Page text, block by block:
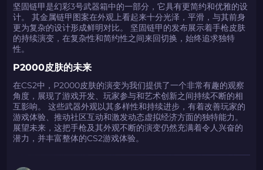
坚固链甲是幻彩3号武器箱中的一部分，它具有更简约和优雅的设
计。 其金属链甲图案在外观上看起来十分光泽，平滑，与其前身
更为复杂的设计形成鲜明对比。 坚固链甲的发布展示着手枪皮肤
的持续演变，在复杂性和简约性之间来回切换，始终追求独特
性。
P2000皮肤的未来
在CS2中，P2000皮肤的演变为我们提供了一个非常有趣的观察
角度，展现了游戏开发、玩家参与和艺术创新之间持续不断的相
互影响。 这些武器外观以其多样性和持续进步，有着改善玩家的
游戏体验、推动社区互动和激发动态虚拟经济方面的独特能力。
展望未来，这把手枪及其外观不断的演变仍然充满着令人兴奋的
潜力，并丰富整体的CS2游戏体验。